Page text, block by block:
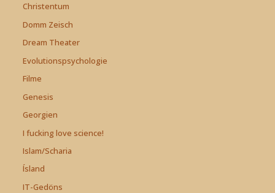
Christentum
Domm Zeisch
Dream Theater
Evolutionspsychologie
Filme
Genesis
Georgien
I fucking love science!
Islam/Scharia
Ísland
IT-Gedöns